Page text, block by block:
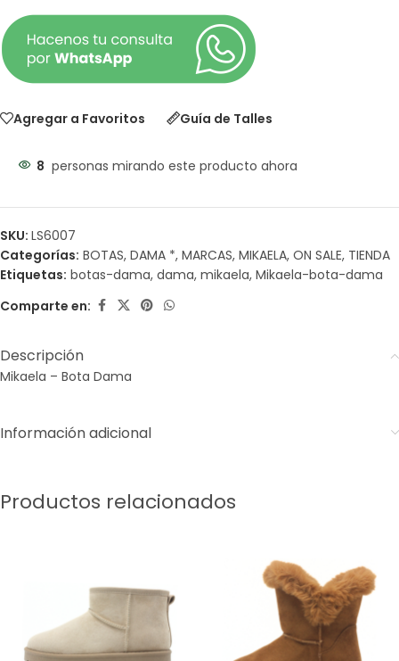
Agregar a Favoritos Guía de Talles
8 personas mirando este producto ahora
SKU: LS6007
Categorías: BOTAS, DAMA *, MARCAS, MIKAELA, ON SALE, TIENDA
Etiquetas: botas-dama, dama, mikaela, Mikaela-bota-dama
Comparte en:
Descripción
Mikaela – Bota Dama
Información adicional
Productos relacionados